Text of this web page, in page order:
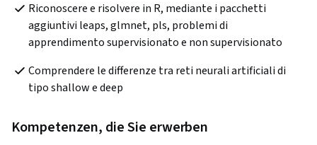
Riconoscere e risolvere in R, mediante i pacchetti
aggiuntivi leaps, glmnet, pls, problemi di
apprendimento supervisionato e non supervisionato
Comprendere le differenze tra reti neurali artificiali di
tipo shallow e deep
Kompetenzen, die Sie erwerben